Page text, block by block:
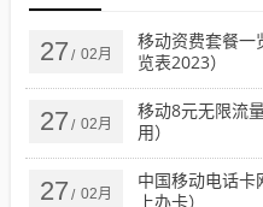
27 / 02月
移动资费套餐一
览表2023）
27 / 02月
移动8元无限流
用）
27 / 02月
中国移动电话卡
上办卡）